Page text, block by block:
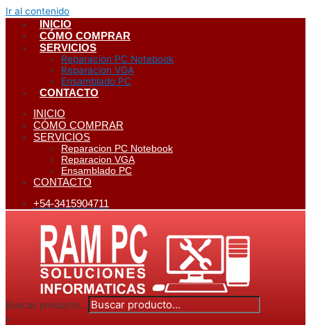
Ir al contenido
INICIO
CÓMO COMPRAR
SERVICIOS
Reparacion PC Notebook
Reparacion VGA
Ensamblado PC
CONTACTO
INICIO
CÓMO COMPRAR
SERVICIOS
Reparacion PC Notebook
Reparacion VGA
Ensamblado PC
CONTACTO
+54-3415904711
Buscar producto...
×